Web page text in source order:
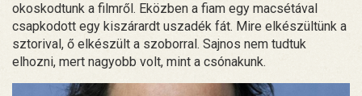
okoskodtunk a filmről. Eközben a fiam egy macsétával
csapkodott egy kiszárardt uszadék fát. Mire elkészültünk a
sztorival, ő elkészült a szoborral. Sajnos nem tudtuk
elhozni, mert nagyobb volt, mint a csónakunk.